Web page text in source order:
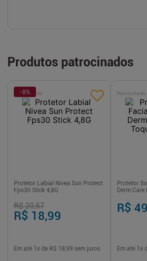
Produtos patrocinados
Patrocinado
-8%
Protetor Labial Nivea Sun Protect
Fps30 Stick 4,8G
R$ 20,57
R$ 18,99
Em até 1 x de R$ 18,99 sem juros
Patrocinado
Protetor
Derm Care
R$
Em até 1 x